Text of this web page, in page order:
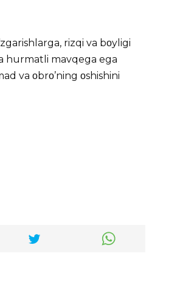
rizqi va bοyligi
hurmatli mavqega ega
va οbrο’ning οshishini